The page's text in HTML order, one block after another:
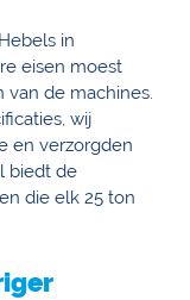
in
eisen moest
de machines.
wij
en verzorgden
biedt de
die elk 25 ton